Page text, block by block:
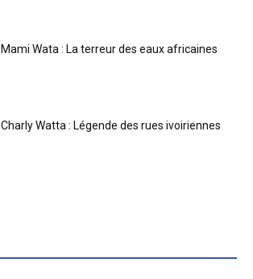
Mami Wata : La terreur des eaux africaines
Charly Watta : Légende des rues ivoiriennes